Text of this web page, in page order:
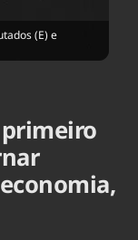
(E) e